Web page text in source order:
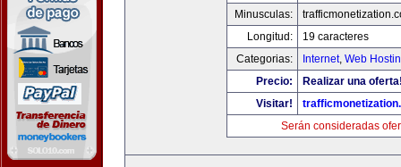
Minusculas:
Longitud:
19 caracteres
Categorias:
Internet, Web
Precio:
Realizar una
Visitar!
Serán consideradas